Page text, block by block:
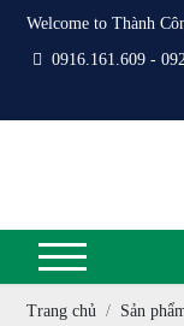
Welcome to Thành
0916.161.609 -
Trang chủ Sản